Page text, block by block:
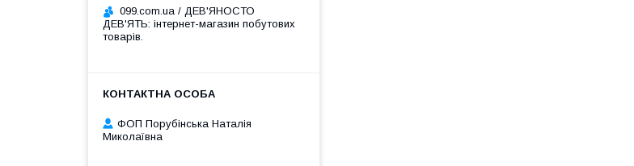
099.com.ua / ДЕВ'ЯНОСТО
ДЕВ'ЯТЬ: інтернет-магазин побутових
товарів.
ФОП Порубінська Наталія
Миколаївна